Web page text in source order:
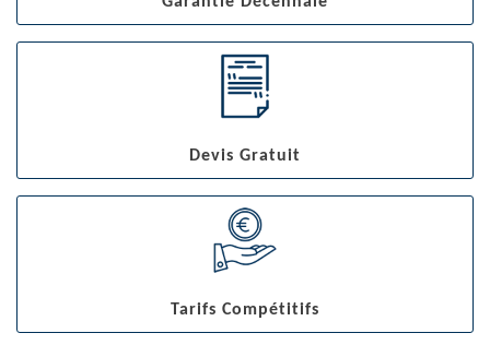
Devis Gratuit
Tarifs Compétitifs